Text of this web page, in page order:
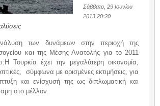
Σάββατο, 29 Ιουνίου
2013 20:20
των δυνάμεων στην περιοχή της
και της Μέσης Ανατολής για το 2011
Τουρκία έχει την μεγαλύτερη οικονομία,
σύμφωνα με ορισμένες εκτιμήσεις, για
και ενίσχυσή της ως διπλωματική και
στο μέλλον.